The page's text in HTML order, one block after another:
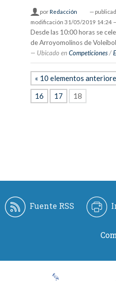
porRedacción —
modificación 31/05/2019 14:24
Desde las 10:00 horas se
de Arroyomolinos de
Ubicado en Competiciones /
« 10 elementos
16
17 18
Fuente RSS